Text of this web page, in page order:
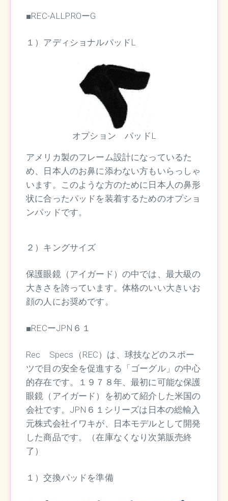
■REC-ALLPROーG
１）アディショナルパッドL
オプション パッドL
アメリカ製のフレーム設計になっているた
め、日本人のお鼻に添わない方もいらっしゃ
います。このような方のために日本人の鼻形
状に合ったパッドを装着するためのオプショ
ンパッドです。
２）キングサイズ
保護眼鏡（アイガード）の中では、最大級の
大きさを誇っています。体格のいい大きいお
顔の人にお奨めです。
■RECーJPN６１
Rec Specs（REC）は、球技などのスポー
ツで目の安全を促進する「ゴーグル」の中心
的存在です。１９７８年、最初に可能な保護
眼鏡（アイガード）を初めて紹介した米国の
会社です。JPN６１シリーズは日本の総輸入
元株式会社イワキが、日本モデルとして開発
した商品です。（在庫なくなり次第販売終
了）
１）交換パッドを準備